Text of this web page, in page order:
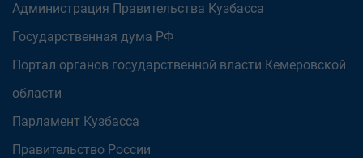
Администрация Правительства Кузбасса
Государственная дума РФ
Портал органов государственной власти Кемеровской
области
Парламент Кузбасса
Правительство России